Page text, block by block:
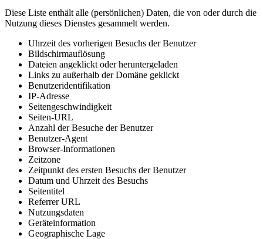
Diese Liste enthält alle (persönlichen) Daten, die von oder durch die
Nutzung dieses Dienstes gesammelt werden.
Uhrzeit des vorherigen Besuchs der Benutzer
Bildschirmauflösung
Dateien angeklickt oder heruntergeladen
Links zu außerhalb der Domäne geklickt
Benutzeridentifikation
IP-Adresse
Seitengeschwindigkeit
Seiten-URL
Anzahl der Besuche der Benutzer
Benutzer-Agent
Browser-Informationen
Zeitzone
Zeitpunkt des ersten Besuchs der Benutzer
Datum und Uhrzeit des Besuchs
Seitentitel
Referrer URL
Nutzungsdaten
Geräteinformation
Geographische Lage